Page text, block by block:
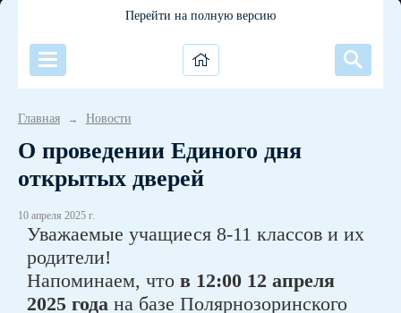
Перейти на полную версию
Главная → Новости
О проведении Единого дня
открытых дверей
10 апреля 2025 г.
Уважаемые учащиеся 8-11 классов и их
родители!
Напоминаем, что в 12:00 12 апреля
2025 года на базе Полярнозоринского